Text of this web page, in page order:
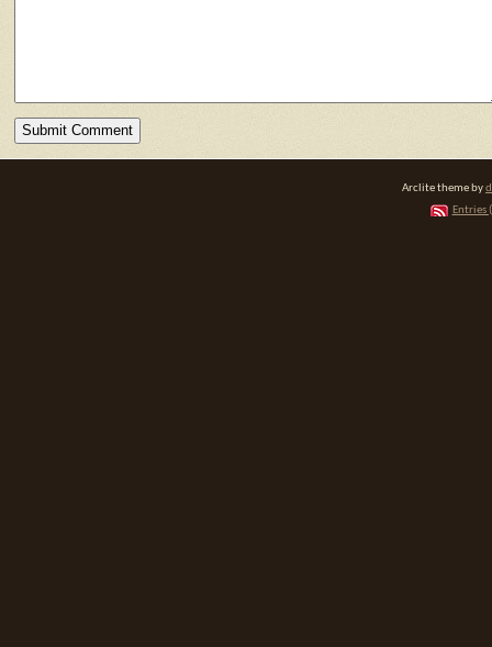
Arclite theme by
Entries